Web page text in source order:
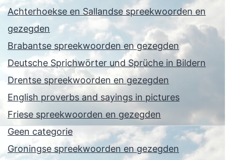
Achterhoekse en Sallandse spreekwoorden en
gezegden
Brabantse spreekwoorden en gezegden
Deutsche Sprichwörter und Sprüche in Bildern
Drentse spreekwoorden en gezegden
English proverbs and sayings in pictures
Friese spreekwoorden en gezegden
Geen categorie
Groningse spreekwoorden en gezegden